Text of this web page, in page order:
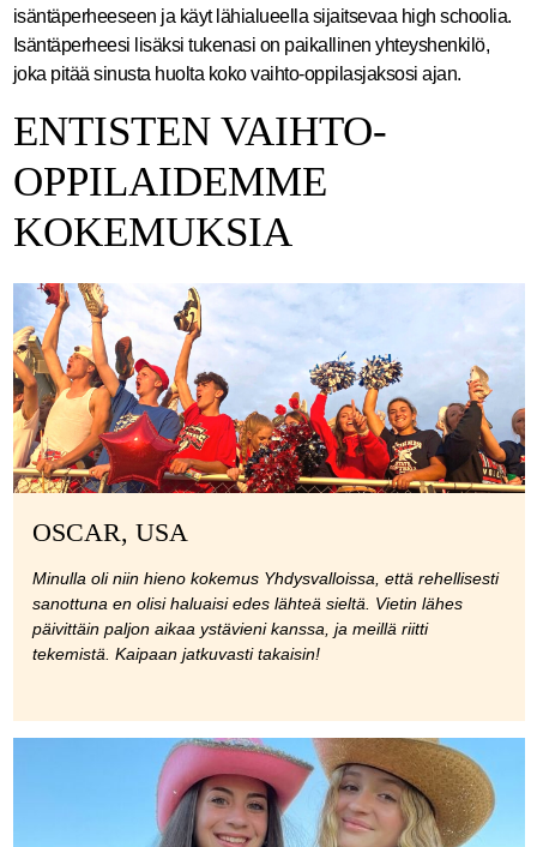
isäntäperheeseen ja käyt lähialueella sijaitsevaa high schoolia.
Isäntäperheesi lisäksi tukenasi on paikallinen yhteyshenkilö,
joka pitää sinusta huolta koko vaihto-oppilasjaksosi ajan.
ENTISTEN VAIHTO-
OPPILAIDEMME
KOKEMUKSIA
OSCAR, USA
Minulla oli niin hieno kokemus Yhdysvalloissa, että rehellisesti
sanottuna en olisi haluaisi edes lähteä sieltä. Vietin lähes
päivittäin paljon aikaa ystävieni kanssa, ja meillä riitti
tekemistä. Kaipaan jatkuvasti takaisin!